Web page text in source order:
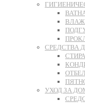
СРЕДСТВА
УХОД ЗА